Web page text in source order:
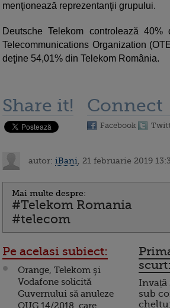
menţionează reprezentanţii grupului.
Deutsche Telekom controlează
Telecommunications Organization
deţine 54,01% din Telekom România.
Share it! Connect
Facebook
autor: iBani , 21 februarie 2019
Mai multe despre:
#Telekom Romania
#telecom
Pe acelasi subiect:
Orange, Telekom şi
Vodafone solicită
Guvernului să anuleze
OUG 14/2018, care
scurt:
Invață
sub